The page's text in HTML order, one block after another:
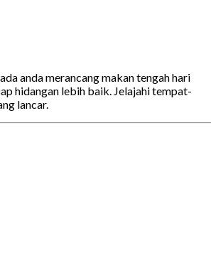
anda merancang makan tengah hari
hidangan lebih baik. Jelajahi tempat-
lancar.